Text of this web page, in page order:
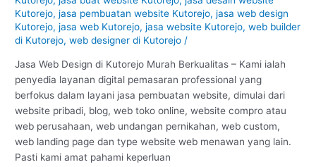
Kutorejo,jasa pembuatan website Kutorejo,jasa web design
Kutorejo,jasa web Kutorejo,jasa website Kutorejo,web builder
di Kutorejo,web designer di Kutorejo /
Jasa Web Design di Kutorejo Murah Berkualitas – Kami ialah
penyedia layanan digital pemasaran professional yang
berfokus dalam layani jasa pembuatan website, dimulai dari
website pribadi, blog, web toko online, website compro atau
web perusahaan, web undangan pernikahan, web custom,
web landing page dan type website web menawan yang lain.
Pasti kami amat pahami keperluan
:
Murah
Berkualitas
#1